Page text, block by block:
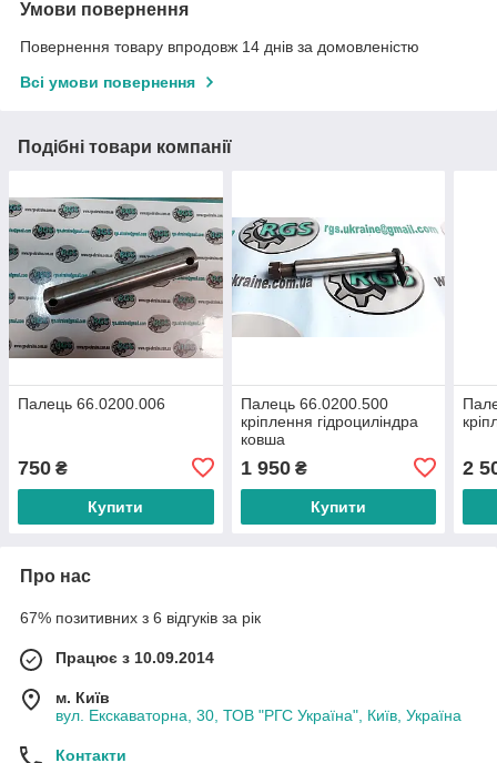
Умови повернення
Повернення товару впродовж 14 днів за домовленістю
Всі умови повернення
Подібні товари компанії
Палець 66.0200.006
750 ₴
Купити
Палець 66.0200.500
кріплення гідроциліндра
ковша
1 950₴
Купити
2
Про нас
67% позитивних з 6 відгуків за рік
Працює з 10.09.2014
м. Київ
вул. Екскаваторна, 30, ТОВ "РГС Україна", Київ, Україна
Контакти